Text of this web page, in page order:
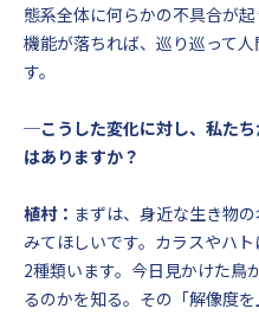
態系全体に何らかの不具合が
機能が落ちれば、巡り巡って
す。
─こうした変化に対し、私た
はありますか？
植村： まずは、身近な生き物
みてほしいです。カラスやハ
2種類います。今日見かけた鳥
るのかを知る。その「解像度